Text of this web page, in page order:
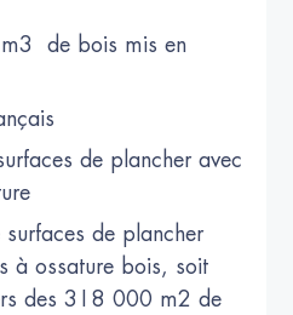
de bois mis en
de plancher avec
de plancher
à ossature bois, soit
des 318 000 m2 de